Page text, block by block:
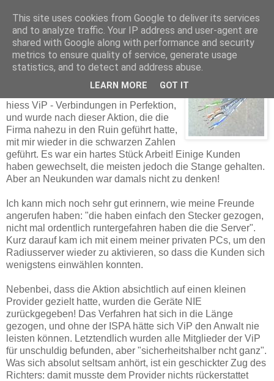
Thomas Dorn
hiess ViP - Verbindungen in Perfektion,
und wurde nach dieser Aktion, die die
Firma nahezu in den Ruin geführt hatte,
mit mir wieder in die schwarzen Zahlen
geführt. Es war ein hartes Stück Arbeit! Einige Kunden
haben gewechselt, die meisten jedoch die Stange gehalten.
Aber an Neukunden war damals nicht zu denken!
Ich kann mich noch sehr gut erinnern, wie meine Freunde
angerufen haben: "die haben einfach den Stecker gezogen,
nicht mal ordentlich runtergefahren haben die die Server".
Kurz darauf kam ich mit einem meiner privaten PCs, um den
Radiusserver wieder zu aktivieren, so dass die Kunden sich
wenigstens einwählen konnten.
Nebenbei, dass die Aktion absichtlich auf einen kleinen
Provider gezielt hatte, wurden die Geräte NIE
zurückgegeben! Das Verfahren hat sich in die Länge
gezogen, und ohne der ISPA hätte sich ViP den Anwalt nie
leisten können. Letztendlich wurden alle Mitglieder der ViP
für unschuldig befunden, aber "sicherheitshalber ncht ganz".
Was sich absolut seltsam anhört, ist ein geschickter Zug des
Richters: damit musste dem Provider nichts rückerstattet
This site uses cookies from Google to deliver its services
and to analyze traffic. Your IP address and user-agent are
shared with Google along with performance and security
metrics to ensure quality of service, generate usage
statistics, and to detect and address abuse.
LEARN MORE GOT IT